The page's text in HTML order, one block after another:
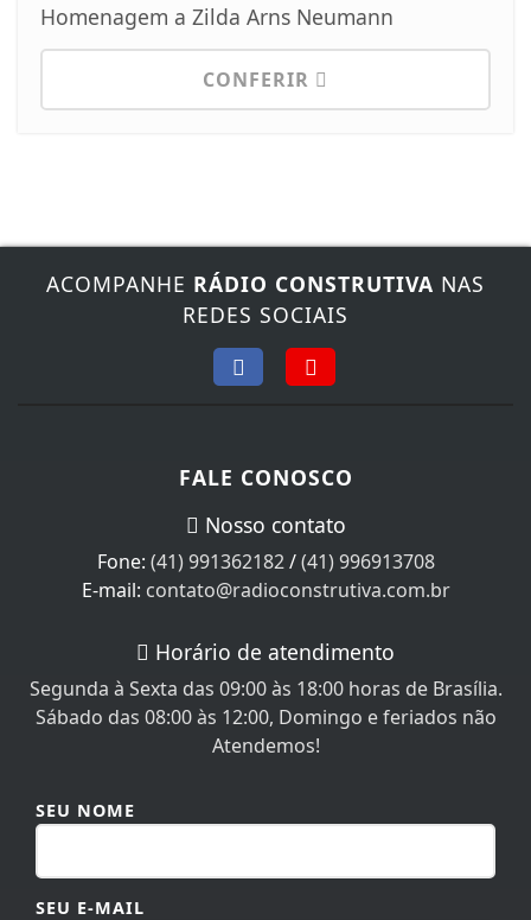
Homenagem a Zilda Arns Neumann
CONFERIR
ACOMPANHE RÁDIO CONSTRUTIVA NAS
REDES SOCIAIS
FALE CONOSCO
Nosso contato
Fone: (41) 991362182/(41) 996913708
E-mail: contato@radioconstrutiva.com.br
Horário de atendimento
Segunda à Sexta das 09:00 às 18:00 horas de Brasília.
Sábado das 08:00 às 12:00, Domingo e feriados não
Atendemos!
SEU NOME
SEU E-MAIL